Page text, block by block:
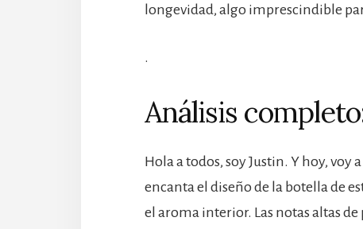
longevidad, algo imprescindible
.
Análisis
Hola a todos, soy Justin. Y hoy, voy
encanta el diseño de la botella de
el aroma interior. Las notas altas